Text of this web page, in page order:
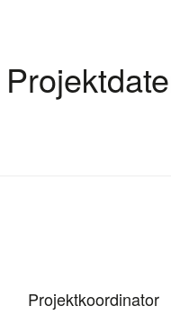
Projektkoordinator